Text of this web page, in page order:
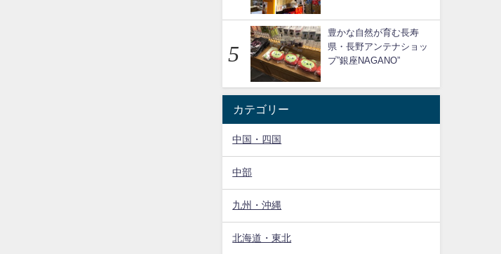
豊かな自然が育む長寿
県・長野アンテナショッ
プ”銀座NAGANO”
カテゴリー
中国・四国
中部
九州・沖縄
北海道・東北